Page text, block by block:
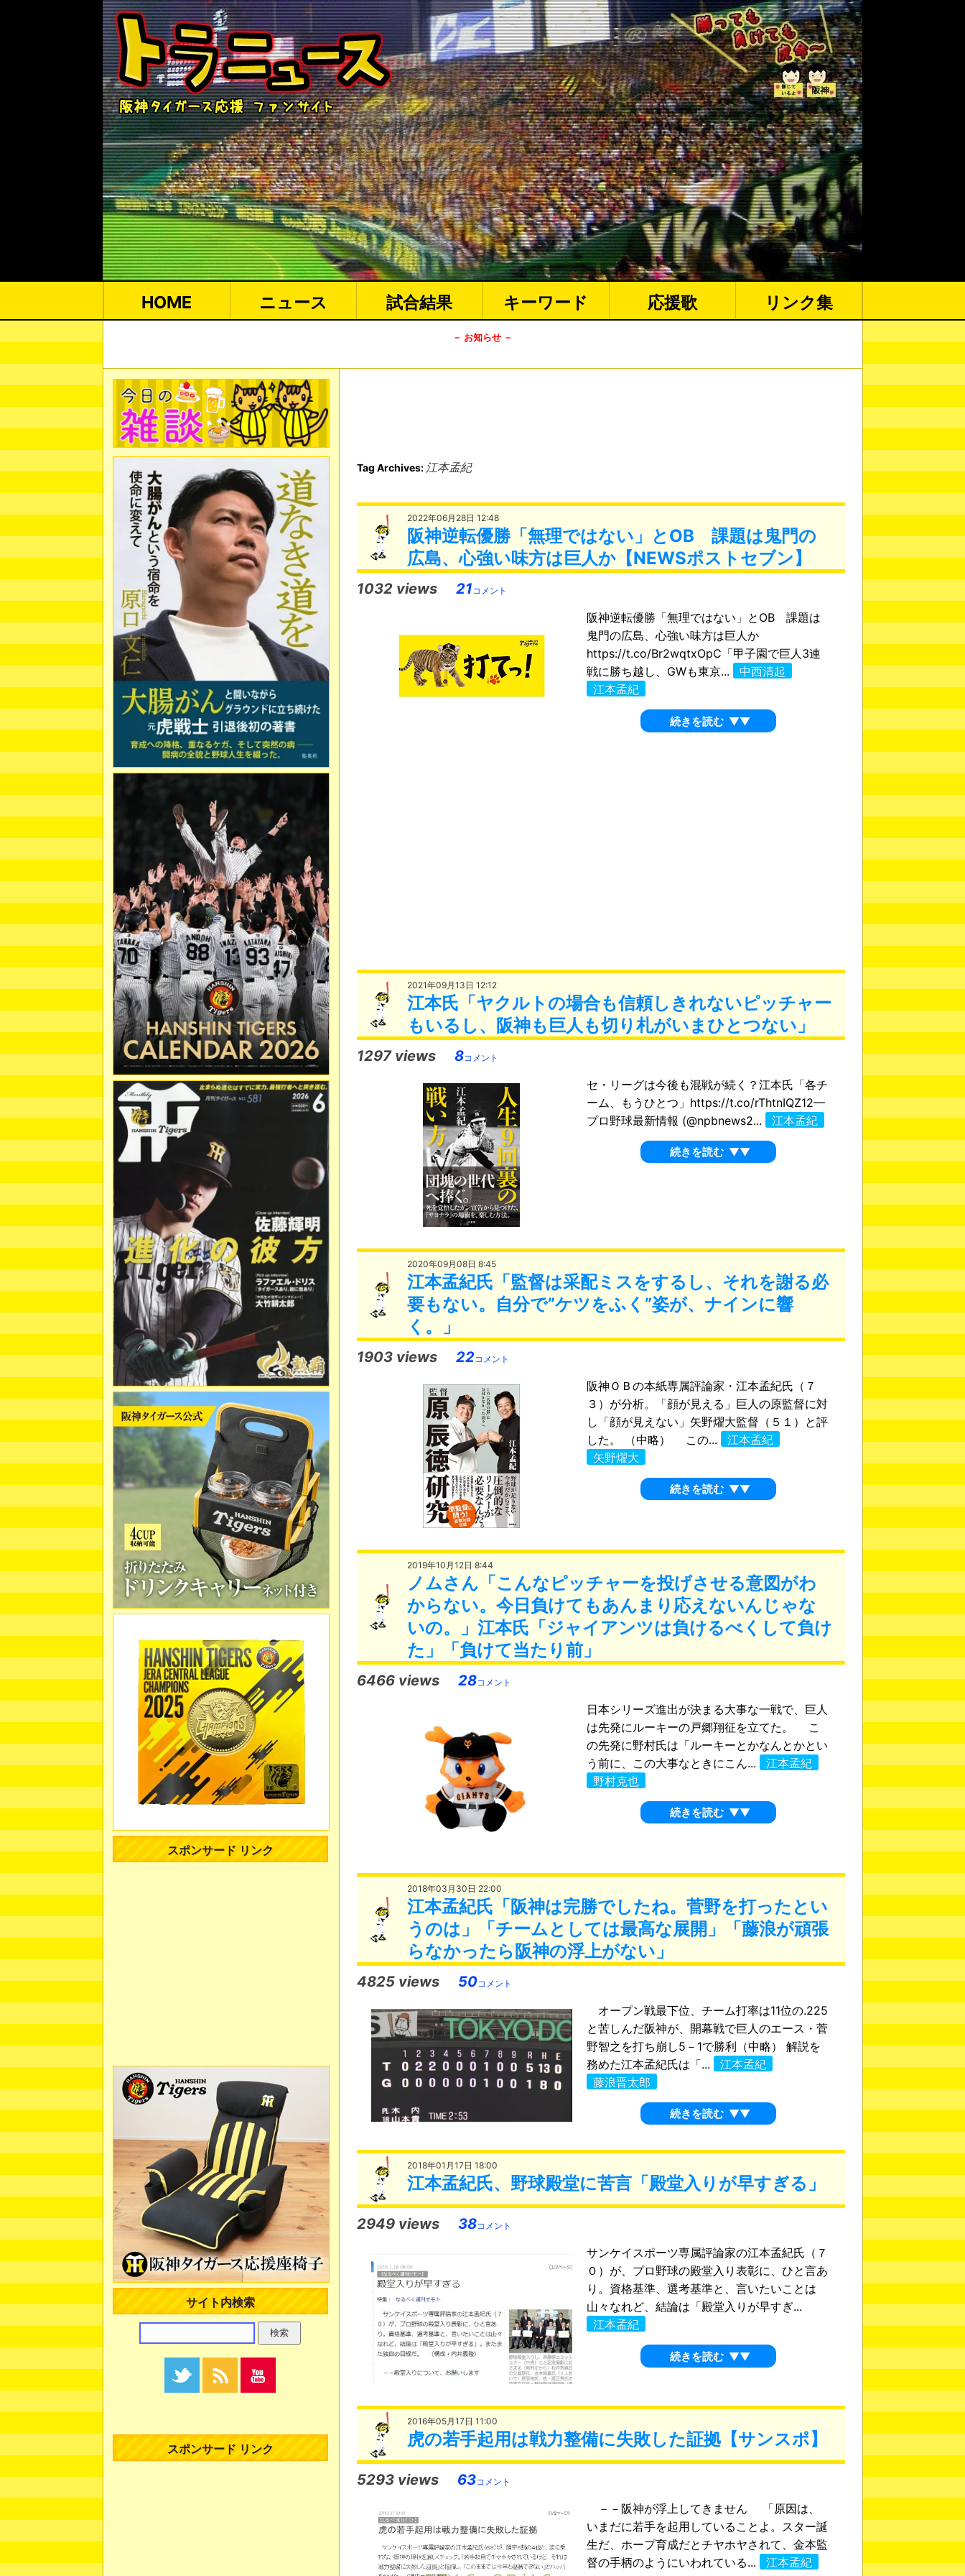
HOME ニュース 試合結果 キーワード 応援歌 リンク集
－ お知らせ －
Tag Archives: 江本孟紀
2022年06月28日 12:48
阪神逆転優勝「無理ではない」とOB 課題は鬼門の
広島、心強い味方は巨人か【NEWSポストセブン】
1032 views 21コメント
阪神逆転優勝「無理ではない」とOB 課題は
鬼門の広島、心強い味方は巨人か
https://t.co/Br2wqtxOpC「甲子園で巨人3連
戦に勝ち越し、GWも東京...
中西清起
江本孟紀
続きを読む ▼▼
2021年09月13日 12:12
江本氏「ヤクルトの場合も信頼しきれないピッチャー
もいるし、阪神も巨人も切り札がいまひとつない」
1297 views 8コメント
セ・リーグは今後も混戦が続く？江本氏「各チ
ーム、もうひとつ」https://t.co/rThtnIQZ12—
プロ野球最新情報 (@npbnews2...
江本孟紀
続きを読む ▼▼
2020年09月08日 8:45
江本孟紀氏「監督は采配ミスをするし、それを謝る必
要もない。自分で”ケツをふく”姿が、ナインに響
く。」
1903 views 22コメント
阪神ＯＢの本紙専属評論家・江本孟紀氏（７
３）が分析。「顔が見える」巨人の原監督に対
し「顔が見えない」矢野燿大監督（５１）と評
した。 （中略） この...
江本孟紀
矢野燿大
続きを読む ▼▼
2019年10月12日 8:44
ノムさん「こんなピッチャーを投げさせる意図がわ
からない。今日負けてもあんまり応えないんじゃな
いの。」江本氏「ジャイアンツは負けるべくして負け
た」「負けて当たり前」
6466 views 28コメント
日本シリーズ進出が決まる大事な一戦で、巨人
は先発にルーキーの戸郷翔征を立てた。 こ
の先発に野村氏は「ルーキーとかなんとかとい
う前に、この大事なときにこん...
江本孟紀
野村克也
続きを読む ▼▼
2018年03月30日 22:00
江本孟紀氏「阪神は完勝でしたね。菅野を打ったとい
うのは」「チームとしては最高な展開」「藤浪が頑張
らなかったら阪神の浮上がない」
4825 views 50コメント
オープン戦最下位、チーム打率は11位の.225
と苦しんだ阪神が、開幕戦で巨人のエース・菅
野智之を打ち崩し5－1で勝利（中略） 解説を
務めた江本孟紀氏は「...
江本孟紀
藤浪晋太郎
続きを読む ▼▼
2018年01月17日 18:00
江本孟紀氏、野球殿堂に苦言「殿堂入りが早すぎる」
2949 views 38コメント
サンケイスポーツ専属評論家の江本孟紀氏（７
０）が、プロ野球の殿堂入り表彰に、ひと言あ
り。資格基準、選考基準と、言いたいことは
山々なれど、結論は「殿堂入りが早すぎ...
江本孟紀
続きを読む ▼▼
2016年05月17日 11:00
虎の若手起用は戦力整備に失敗した証拠【サンスポ】
5293 views 63コメント
－－阪神が浮上してきません 「原因は、
いまだに若手を起用していることよ。スター誕
生だ、ホープ育成だとチヤホヤされて、金本監
督の手柄のようにいわれている...
江本孟紀
スポンサード リンク
サイト内検索
スポンサード リンク